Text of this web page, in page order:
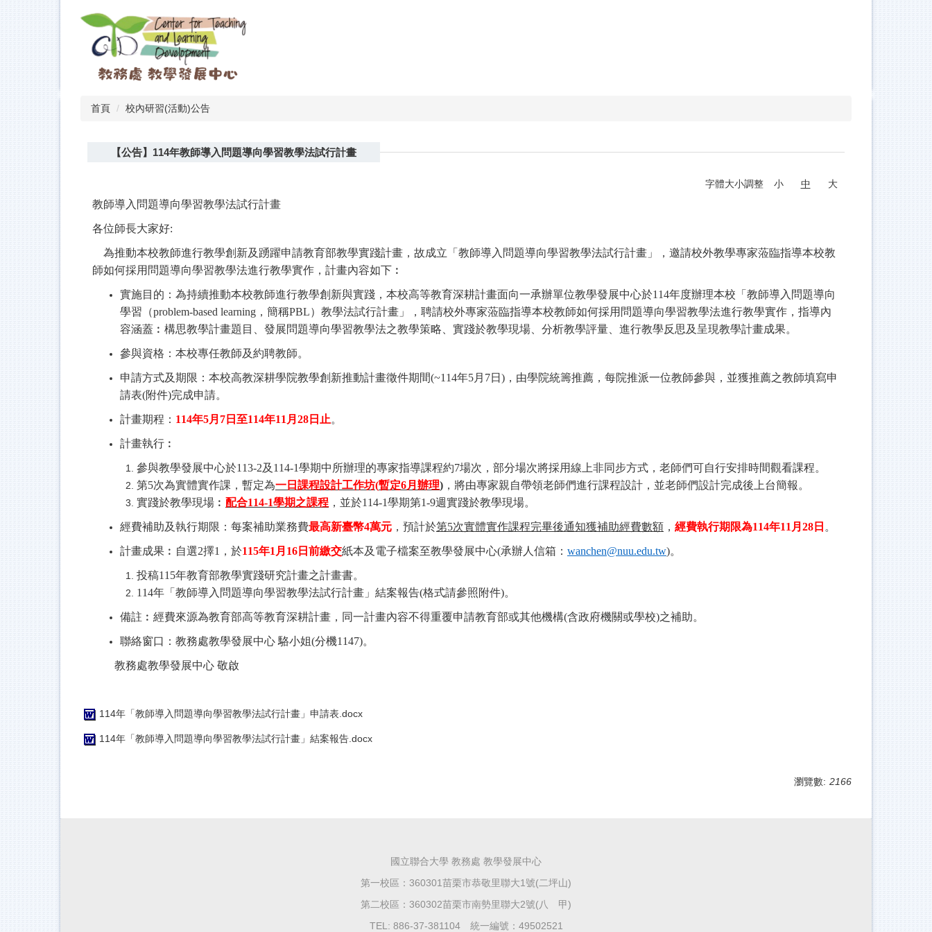
首頁
校內研習(活動)公告
【公告】114年教師導入問題導向學習教學法試行計畫
字體大小調整 小 中 大
教師導入問題導向學習教學法試行計畫
各位師長大家好:
為推動本校教師進行教學創新及踴躍申請教育部教學實踐計畫，故成立「教師導入問題導向學習教學法試行計畫」，邀請校外教學專家蒞臨指導本校教
師如何採用問題導向學習教學法進行教學實作，計畫內容如下︰
實施目的：為持續推動本校教師進行教學創新與實踐，本校高等教育深耕計畫面向一承辦單位教學發展中心於114年度辦理本校「教師導入問題導向
學習（problem-based learning ，簡稱PBL）教學法試行計畫」，聘請校外專家蒞臨指導本校教師如何採用問題導向學習教學法進行教學實作，指導內
容涵蓋︰構思教學計畫題目、發展問題導向學習教學法之教學策略、實踐於教學現場、分析教學評量、進行教學反思及呈現教學計畫成果。
參與資格：本校專任教師及約聘教師。
申請方式及期限：本校高教深耕學院教學創新推動計畫徵件期間(~114年5月 7日 ) ，由學院統籌推薦，每院推派一位教師參與，並獲推薦之教師填寫申
請表(附件)完成申請。
計畫期程： 114年5月 7 日至114年11 月 28 日止。
計畫執行︰
參與教學發展中心於113-2及 114-1學期中所辦理的專家指導課程約7場次，部分場次將採用線上非同步方式，老師們可自行安排時間觀看課程。
第5次為實體實作課，暫定為一日課程設計工作坊(暫定6月辦理) ，將由專家親自帶領老師們進行課程設計，並老師們設計完成後上台簡報。
實踐於教學現場︰ 配合114-1學期之課程 ，並於114-1學期第1-9週實踐於教學現場。
經費補助及執行期限：每案補助業務費最高新臺幣4萬元 ，預計於第5次實體實作課程完畢後通知獲補助經費數額 ， 經費執行期限為114年11 月 28 日 。
計畫成果︰自選2擇1 ，於115年1 月 16 日前繳交紙本及電子檔案至教學發展中心(承辦人信箱： wanchen@nuu.edu.tw)。
投稿115年教育部教學實踐研究計畫之計畫書。
114年「教師導入問題導向學習教學法試行計畫」結案報告(格式請參照附件)。
備註︰經費來源為教育部高等教育深耕計畫，同一計畫內容不得重覆申請教育部或其他機構(含政府機關或學校)之補助。
聯絡窗口：教務處教學發展中心 駱小姐(分機1147)。
教務處教學發展中心 敬啟
114年「教師導入問題導向學習教學法試行計畫」申請表.docx
114年「教師導入問題導向學習教學法試行計畫」結案報告.docx
瀏覽數: 2166
國立聯合大學 教務處 教學發展中心
第一校區：360301苗栗市恭敬里聯大1號(二坪山)
第二校區：360302苗栗市南勢里聯大2號(八 甲)
TEL: 886-37-381104 統一編號：49502521